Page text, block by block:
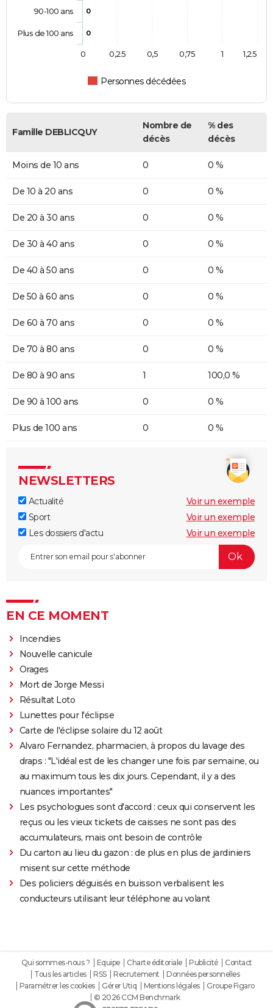
0
0
Personnes décédées
90-100 ans
Plus de 100 ans
0 1
0,25 0,5 0,75 1,25
Famille DEBLICQUY
Nombre de
décès
% des
décès
Moins de 10 ans 0 0 %
De 10 à 20 ans 0 0 %
De 20 à 30 ans 0 0 %
De 30 à 40 ans 0 0 %
De 40 à 50 ans 0 0 %
De 50 à 60 ans 0 0 %
De 60 à 70 ans 0 0 %
De 70 à 80 ans 0 0 %
De 80 à 90 ans 1 100,0 %
De 90 à 100 ans 0 0 %
Plus de 100 ans 0 0 %
NEWSLETTERS
Actualité
Voir un exemple
Sport
Voir un exemple
Les dossiers d'actu
Voir un exemple
EN CE MOMENT
Incendies
Nouvelle canicule
Orages
Mort de Jorge Messi
Résultat Loto
Lunettes pour l'éclipse
Carte de l'éclipse solaire du 12 août
Alvaro Fernandez, pharmacien, à propos du lavage des
draps : "L'idéal est de les changer une fois par semaine, ou
au maximum tous les dix jours. Cependant, il y a des
nuances importantes"
Les psychologues sont d'accord : ceux qui conservent les
reçus ou les vieux tickets de caisses ne sont pas des
accumulateurs, mais ont besoin de contrôle
Du carton au lieu du gazon : de plus en plus de jardiniers
misent sur cette méthode
Des policiers déguisés en buisson verbalisent les
conducteurs utilisant leur téléphone au volant
Qui sommes-nous ? Equipe Charte éditoriale Publicité
Contact
Tous les articles
RSS Recrutement
Données personnelles
Paramétrer les cookies
Gérer Utiq Mentions légales
Groupe Figaro
© 2026 CCM Benchmark